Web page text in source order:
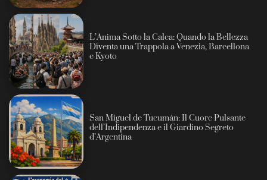
L’Anima Sotto la Calca: Quando la Bellezza
Diventa una Trappola a Venezia, Barcellona
e Kyoto
San Miguel de Tucumán: Il Cuore Pulsante
dell’Indipendenza e il Giardino Segreto
d’Argentina